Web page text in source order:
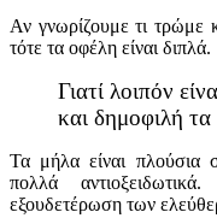
Αν γνωρίζουμε τι τρώμε
τότε τα οφέλη είναι διπλά.
Γιατί λοιπόν
και δημοφιλή
Τα μήλα είναι πλούσια
πολλά
εξουδετέρωση των